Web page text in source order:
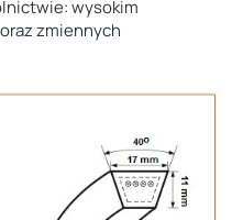
wysokim
zmiennych